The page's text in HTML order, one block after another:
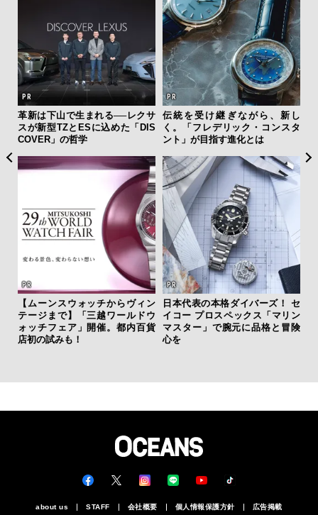
革新は下山で生まれる──レクサ
スが新型TZとESに込めた「DIS
COVER」の哲学
伝統を受け継ぎながら、新し
く。「フレデリック・コンスタ
ント」が目指す進化とは
【ムーンスウォッチからヴィン
テージまで】「三越ワールドウ
ォッチフェア」開催。都内百貨
店初の試みも！
日本代表の本格ダイバーズ！ セ
イコー プロスペックス「マリン
マスター」で腕元に品格と冒険
心を
about us STAFF 会社概要 個人情報保護方針 広告掲載